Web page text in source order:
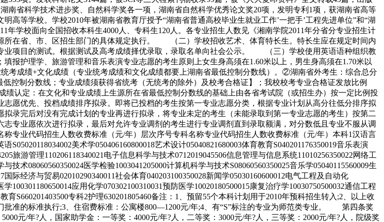
南省科学技术进步奖、自然科学奖各一项，湖南省自然科学优秀论文奖20项，发明专利1项，获湖南省高等
等学校。学校2010年被湖南省教育厅授予“湖南省普通高校毕业生就业工作’一把手’工程先进单位”和“湖
面向全国招收本科生4000人、专科生120人。各专业招生人数见《湘南学院2011年分省分专业招生计
所在省、市、区招生部门的具体规定执行。 （二）学校招收艺术、体育特长生。特长生应在规定时间内
业项目的测试。根据测试及高考成绩择优录取，录取名单向社会公示。 （三）学校使用英语语种组织教
报护理学、旅游管理和音乐表演专业志愿的考生原则上女生身高须在1.60米以上，男生身高须在1.70米以
成绩+文化成绩（专业统考成绩和文化成绩都要上湖南省最低控制分数线）。②湖南省外考生：综合总分
控制分数线；专业成绩须获得省统考（无统考的除外）及校考合格证】；我校校考专业合格证发放比例
定：在文化和专业成绩上生源所在省最低控制分数线的基础上由各省考试院（或招生办）按一定比例投
优先、投档成绩排序拟录。即将已投档的考生按第一专业志愿分类，根据专业计划从高分往低分排序拟
录完后对没有完成计划的专业再进行拟录，将专业未定的考生（未能录取到第一专业志愿的考生）按第二
专业愿依次进行拟录，最后对允许专业调剂的考生进行专业调剂直到录取额满，对分数低且专业不服从调
业代码招生人数收费标准（元/年）层次序号专科名称专业代码招生人数收费标准（元/年）本科1汉语言
S05020118034002美术学050406160800018艺术设计05040821680003体育教育S040201176350019音乐表演
旅游管理110206118340021电子信息科学与技术0712019045506信息管理与信息系统11010256350022网络工
技术08060560350024医学检验1003041205000计算机科学与技术S08060560350025音乐学05040115560009生
际经济与贸易02010290340011社会体育040203100350028新闻学05030160600012电气工程及自动化
100301180650014应用化学070302100310031预防医学10020180500015康复治疗学10030750500032通信工程
育S660201403500专科2护理630201805460备注：1、预留55个本科计划用于2010年预科招生转入;2、以上收
批准的标准执行;3、住宿费标准：公寓楼800—1200元/年;4、有“S”标注的专业为师范类专业。 第四条奖
元/年?人，国家助学金：一等奖：4000元/年?人，二等奖：3000元/年?人，三等奖：2000元/年?人，院级奖